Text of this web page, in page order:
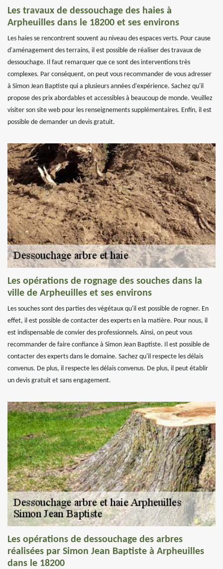
Les travaux de dessouchage des haies à
Arpheuilles dans le 18200 et ses environs
Les haies se rencontrent souvent au niveau des espaces verts. Pour cause
d'aménagement des terrains, il est possible de réaliser des travaux de
dessouchage. Il faut remarquer que ce sont des interventions très
complexes. Par conséquent, on peut vous recommander de vous adresser
à Simon Jean Baptiste qui a plusieurs années d'expérience. Sachez qu'il
propose des prix abordables et accessibles à beaucoup de monde. Veuillez
visiter son site web pour les renseignements supplémentaires. Enfin, il est
possible de demander un devis gratuit.
Les opérations de rognage des souches dans la
ville de Arpheuilles et ses environs
Les souches sont des parties des végétaux qu'il est possible de rogner. En
effet, il est possible de contacter des experts en la matière. Pour nous, il
est indispensable de convier des professionnels. Ainsi, on peut vous
recommander de faire confiance à Simon Jean Baptiste. Il est possible de
contacter des experts dans le domaine. Sachez qu'il respecte les délais
convenus. De plus, il respecte les délais convenus. De plus, il peut établir
un devis gratuit et sans engagement.
Les opérations de dessouchage des arbres
réalisées par Simon Jean Baptiste à Arpheuilles
dans le 18200